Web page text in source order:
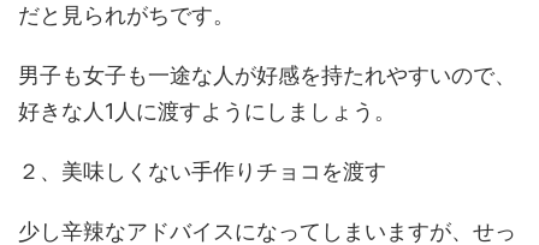
だと見られがちです。
男子も女子も一途な人が好感を持たれやすいので、
好きな人1人に渡すようにしましょう。
２、美味しくない手作りチョコを渡す
少し辛辣なアドバイスになってしまいますが、せっ